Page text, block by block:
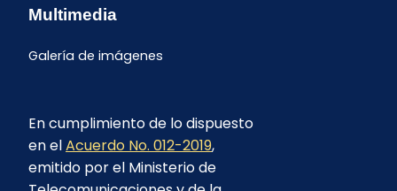
Multimedia
Galería de imágenes
En cumplimiento de lo dispuesto
en elAcuerdo No. 012-2019,
emitido por el Ministerio de